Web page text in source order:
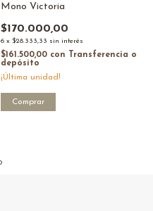
Mono Victoria
$170.000,00
6 x $28.333,33 sin interés
$161.500,00 con
Transferencia o
depósito
¡Última unidad!
Comprar